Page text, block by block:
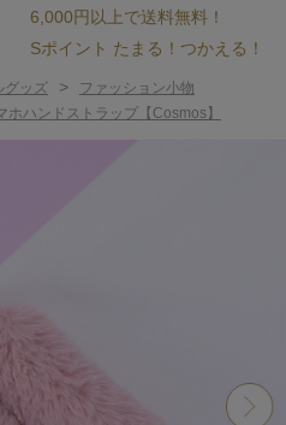
6,000円以上で送料無料！
Sポイント たまる！つかえる！
グッズ > ファッション小物
ホハンドストラップ【Cosmos】